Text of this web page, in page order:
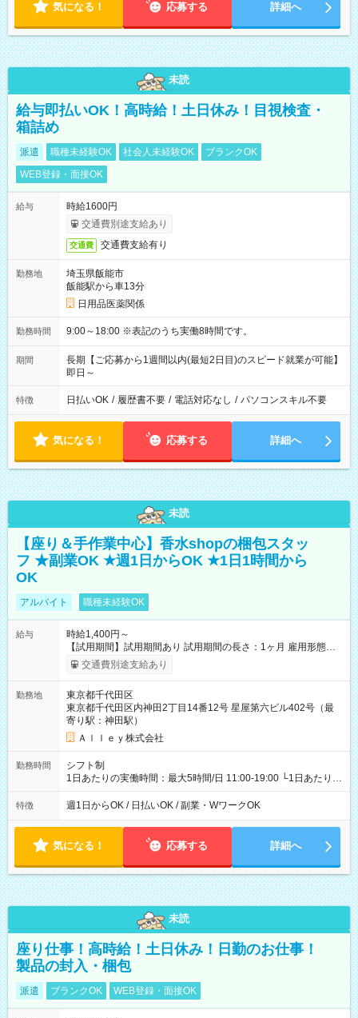
気になる！ 応募する 詳細へ
未読
給与即払いOK！高時給！土日休み！目視検査・
箱詰め
派遣 職種未経験OK 社会人未経験OK
ブランクOK
WEB登録・面接OK
給与
時給1600円
交通費別途支給あり
交通費 交通費支給有り
勤務地
埼玉県飯能市
飯能駅から車13分
日用品医薬関係
勤務時間 9:00～18:00 ※表記のうち実働8時間です。
期間
長期【ご応募から1週間以内(最短2日目)のスピード就業が可能】
即日～
特徴 日払いOK / 履歴書不要 / 電話対応なし / パソコンスキル不要
気になる！ 応募する 詳細へ
未読
【座り＆手作業中心】香水shopの梱包スタッ
フ ★副業OK ★週1日からOK ★1日1時間から
OK
アルバイト 職種未経験OK
給与
時給1,400円～
【試用期間】試用期間あり 試用期間の長さ：1ヶ月 雇用形態、
給与は本採用時と同じです。
交通費別途支給あり
勤務地
東京都千代田区
東京都千代田区内神田2丁目14番12号 星屋第六ビル402号（最
寄り駅：神田駅）
Ａｌｌｅｙ株式会社
勤務時間
シフト制
1日あたりの実働時間：最大5時間/日 11:00-19:00 └1日あたりの
実働時間：1-5時間 └上記の時間帯内であれば、いつでも勤務可
能！ └平日・土曜日の中で、お好きな曜日でご勤務いただけま
18:00 などのように、自由な働き方が可能なお仕事です！
特徴 週1日からOK / 日払いOK / 副業・WワークOK
気になる！ 応募する 詳細へ
未読
座り仕事！高時給！土日休み！日勤のお仕事！
製品の封入・梱包
派遣 ブランクOK WEB登録・面接OK